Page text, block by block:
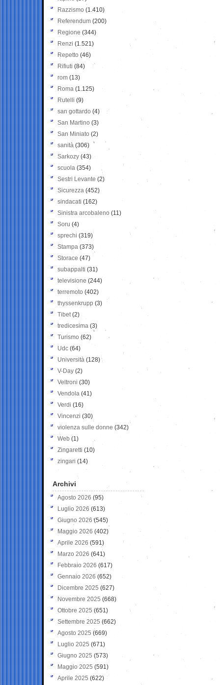
Razzismo (1.410)
Referendum (200)
Regione (344)
Renzi (1.521)
Repetto (46)
Rifiuti (84)
rom (13)
Roma (1.125)
Rutelli (9)
san gottardo (4)
San Martino (3)
San Miniato (2)
sanità (306)
Sarkozy (43)
scuola (354)
Sestri Levante (2)
Sicurezza (452)
sindacati (162)
Sinistra arcobaleno (11)
Soru (4)
sprechi (319)
Stampa (373)
Storace (47)
subappalti (31)
televisione(244)
terremoto (402)
thyssenkrupp (3)
Tibet(2)
tredicesima (3)
Turismo (62)
Udc (64)
Università (128)
V-Day (2)
Veltroni (30)
Vendola (41)
Verdi (16)
Vincenzi (30)
violenza sulle donne (342)
Web (1)
Zingaretti (10)
zingari (14)
Archivi
Agosto 2026 (95)
Luglio 2026 (613)
Giugno 2026 (545)
Maggio 2026 (402)
Aprile 2026 (591)
Marzo 2026 (641)
Febbraio 2026 (617)
Gennaio 2026 (652)
Dicembre 2025 (627)
Novembre 2025 (668)
Ottobre 2025 (651)
Settembre 2025 (662)
Agosto 2025 (669)
Luglio 2025 (671)
Giugno 2025 (573)
Maggio 2025 (591)
Aprile 2025 (622)